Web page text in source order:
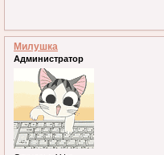
Милушка
Администратор